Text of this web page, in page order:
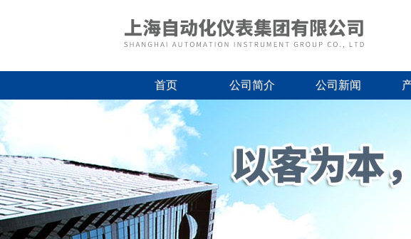
首页 公司简介 公司新闻